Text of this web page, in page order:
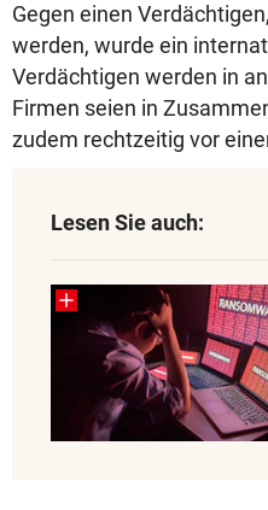
Gegen einen
werden, wurde ein
Verdächtigen werden in
Firmen seien in
zudem rechtzeitig vor
Lesen Sie auch: